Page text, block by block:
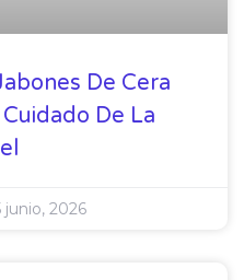
De Cera
De La
junio, 2026